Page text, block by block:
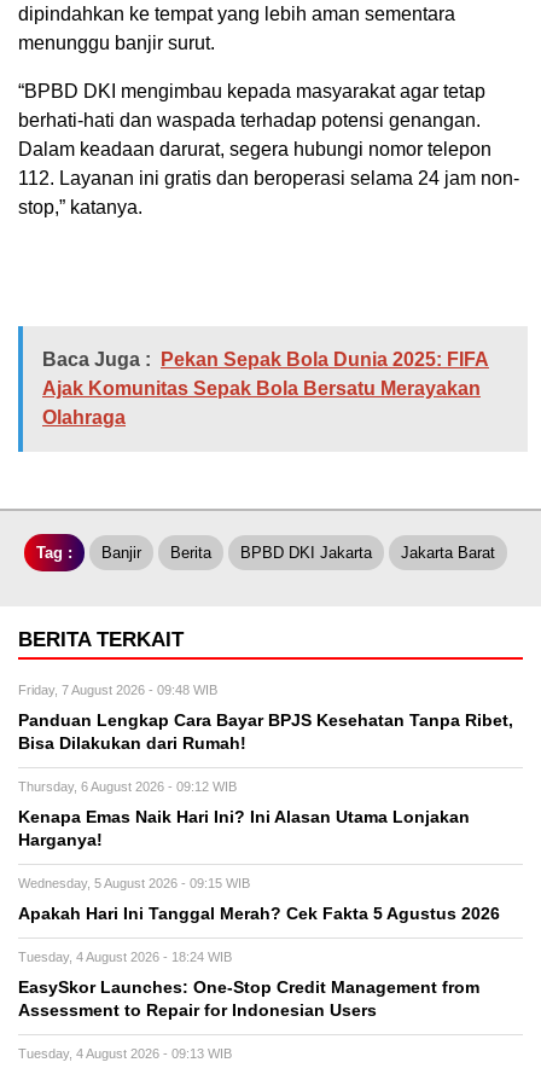
dipindahkan ke tempat yang lebih aman sementara
menunggu banjir surut.
“BPBD DKI mengimbau kepada masyarakat agar tetap
berhati-hati dan waspada terhadap potensi genangan.
Dalam keadaan darurat, segera hubungi nomor telepon
112. Layanan ini gratis dan beroperasi selama 24 jam non-
stop,” katanya.
Baca Juga :
Pekan Sepak Bola Dunia 2025: FIFA
Ajak Komunitas Sepak Bola Bersatu Merayakan
Olahraga
Tag : Banjir Berita BPBD DKI Jakarta Jakarta Barat
BERITA TERKAIT
Friday, 7 August 2026 - 09:48 WIB
Panduan Lengkap Cara Bayar BPJS Kesehatan Tanpa Ribet,
Bisa Dilakukan dari Rumah!
Thursday, 6 August 2026 - 09:12 WIB
Kenapa Emas Naik Hari Ini? Ini Alasan Utama Lonjakan
Harganya!
Wednesday, 5 August 2026 - 09:15 WIB
Apakah Hari Ini Tanggal Merah? Cek Fakta 5 Agustus 2026
Tuesday, 4 August 2026 - 18:24 WIB
EasySkor Launches: One-Stop Credit Management from
Assessment to Repair for Indonesian Users
Tuesday, 4 August 2026 - 09:13 WIB